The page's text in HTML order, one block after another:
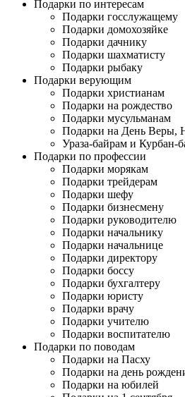
Подарки по интересам
Подарки госслужащему
Подарки домохозяйке
Подарки дачнику
Подарки шахматисту
Подарки рыбаку
Подарки верующим
Подарки христианам
Подарки на рождество
Подарки мусульманам
Подарки на День Веры,
Ураза-байрам и Курбан-
Подарки по профессии
Подарки морякам
Подарки трейдерам
Подарки шефу
Подарки бизнесмену
Подарки руководителю
Подарки начальнику
Подарки начальнице
Подарки директору
Подарки боссу
Подарки бухгалтеру
Подарки юристу
Подарки врачу
Подарки учителю
Подарки воспитателю
Подарки по поводам
Подарки на Пасху
Подарки на день
Подарки на юбилей